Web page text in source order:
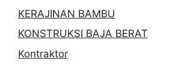
KERAJINAN BAMBU
KONSTRUKSI BAJA BERAT
Kontraktor